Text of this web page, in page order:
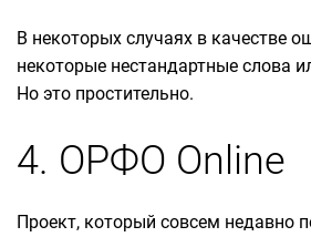
В некоторых случаях в качестве
некоторые нестандартные слова
Но это простительно.
4. ОРФО Online
Проект, который совсем недавно